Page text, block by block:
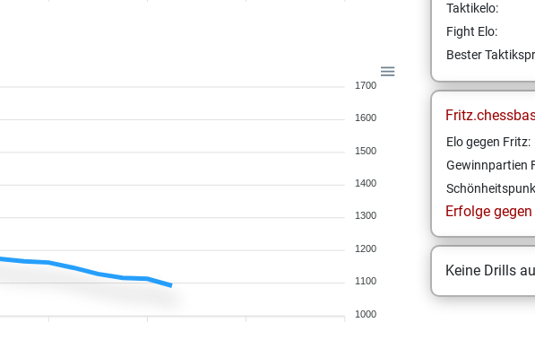
1700
1600
1500
1400
1300
1200
1100
1000
Taktikelo:
Fight Elo:
Bester
Elo gegen Fritz:
Gewinnpartien
Erfolge
Keine Drills